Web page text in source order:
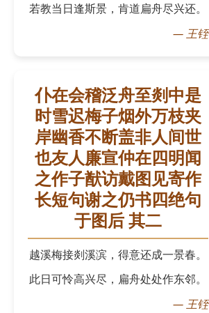
若教当日逢斯景，肯道扁舟尽兴还。
—王铚
仆在会稽泛舟至剡中是
时雪迟梅子烟外万枝夹
岸幽香不断盖非人间世
也友人廉宣仲在四明闻
之作子猷访戴图见寄作
长短句谢之仍书四绝句
于图后 其二
越溪梅接剡溪滨，得意还成一景春。
此日可怜高兴尽，扁舟处处作东邻。
—王铚